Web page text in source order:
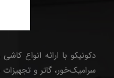
دکونیکو با ارائه انواع
سرامیک‌خور، گاتر و